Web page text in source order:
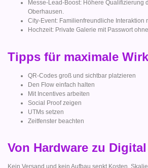
Messe-Lead-Boost: Höhere Qualifizierung
Oberhausen.
City-Event: Familienfreundliche Interaktion
Hochzeit: Private Galerie mit Passwort
Tipps für maximale
QR-Codes groß und sichtbar platzieren
Den Flow einfach halten
Mit Incentives arbeiten
Social Proof zeigen
UTMs setzen
Zeitfenster beachten
Von Hardware zu Digital
Kein Versand und kein Aufbau senkt Kosten.